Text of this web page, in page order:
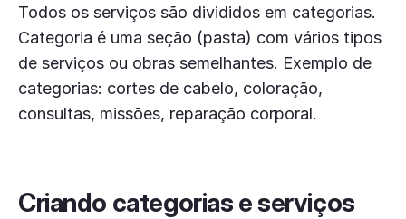
Todos os serviços são divididos em categorias.
Categoria é uma seção (pasta) com vários tipos
de serviços ou obras semelhantes. Exemplo de
categorias: cortes de cabelo, coloração,
consultas, missões, reparação corporal.
Criando categorias e serviços